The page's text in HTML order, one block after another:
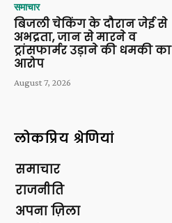
समाचार
बिजली चेकिंग के दौरान जेई से
अभद्रता, जान से मारने व
ट्रांसफार्मर उड़ाने की धमकी का
आरोप
August 7, 2026
लोकप्रिय श्रेणियां
समाचार
राजनीति
अपना ज़िला